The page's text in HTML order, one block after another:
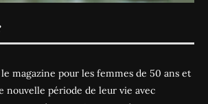
magazine pour les femmes de 50 ans et
nouvelle période de leur vie avec